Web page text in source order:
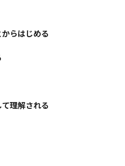
らはじめる
理解される